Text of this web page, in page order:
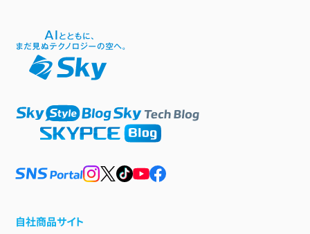
自社商品サイト